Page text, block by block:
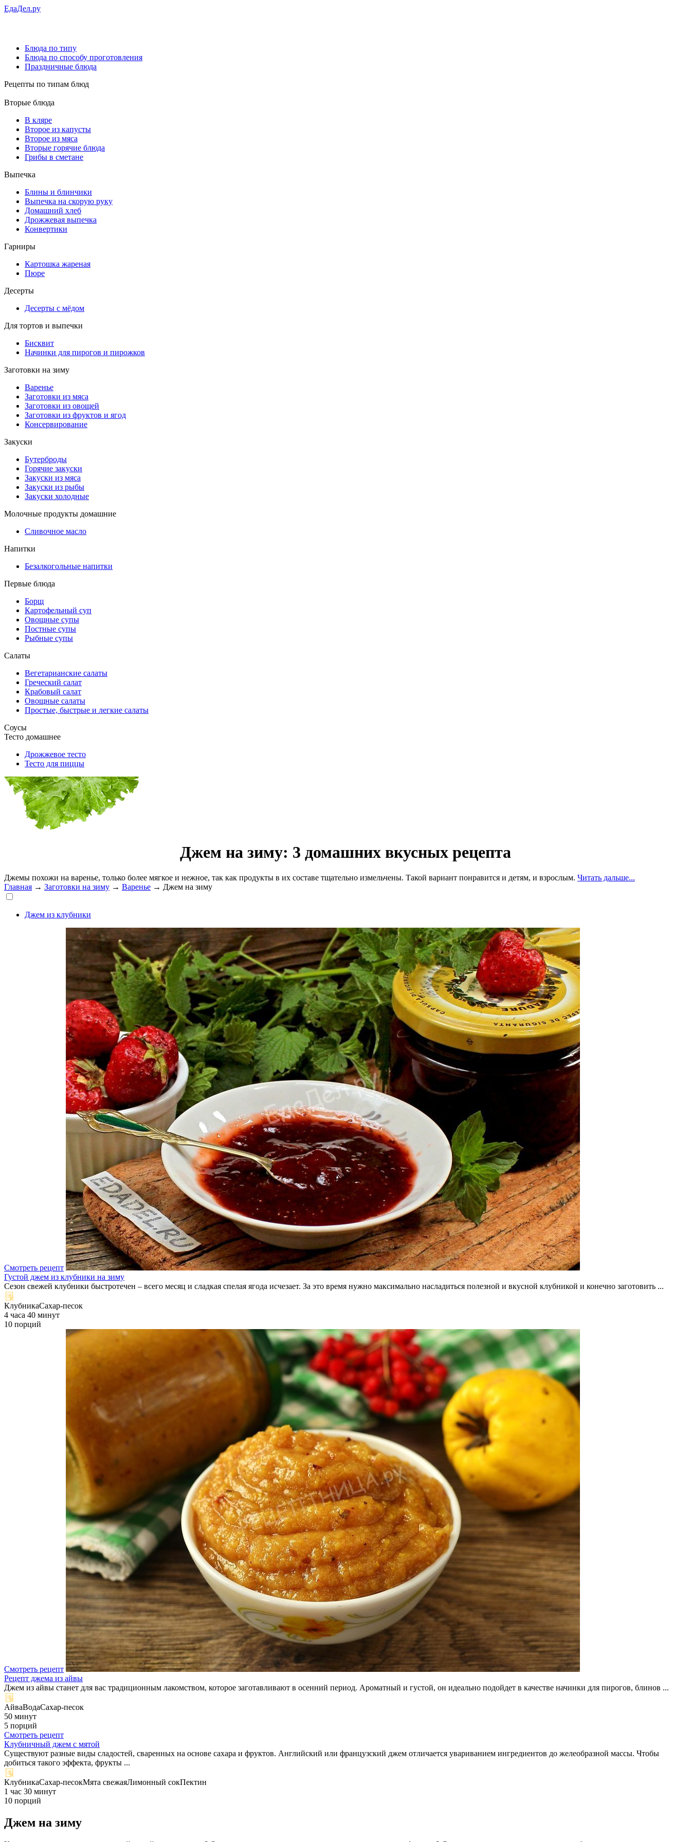
ЕдаДел.ру
Блюда по типу
Блюда по способу проготовления
Праздничные блюда
Рецепты по типам блюд
Вторые блюда
В кляре
Второе из капусты
Второе из мяса
Вторые горячие блюда
Грибы в сметане
Выпечка
Блины и блинчики
Выпечка на скорую руку
Домашний хлеб
Дрожжевая выпечка
Конвертики
Гарниры
Картошка жареная
Пюре
Десерты
Десерты с мёдом
Для тортов и выпечки
Бисквит
Начинки для пирогов и пирожков
Заготовки на зиму
Варенье
Заготовки из мяса
Заготовки из овощей
Заготовки из фруктов и ягод
Консервирование
Закуски
Бутерброды
Горячие закуски
Закуски из мяса
Закуски из рыбы
Закуски холодные
Молочные продукты домашние
Сливочное масло
Напитки
Безалкогольные напитки
Первые блюда
Борщ
Картофельный суп
Овощные супы
Постные супы
Рыбные супы
Салаты
Вегетарианские салаты
Греческий салат
Крабовый салат
Овощные салаты
Простые, быстрые и легкие салаты
Соусы
Тесто домашнее
Дрожжевое тесто
Тесто для пиццы
Джем на зиму: 3 домашних вкусных рецепта
Джемы похожи на варенье, только более мягкое и нежное, так как продукты в их составе тщательно измельчены. Такой вариант понравится и детям, и взрослым. Читать дальше...
Главная → Заготовки на зиму → Варенье → Джем на зиму
Джем из клубники
Смотреть рецепт
Густой джем из клубники на зиму
Сезон свежей клубники быстротечен – всего месяц и сладкая спелая ягода исчезает. За это время нужно максимально насладиться полезной и вкусной клубникой и конечно заготовить ...
КлубникаСахар-песок
4 часа 40 минут
10 порций
Смотреть рецепт
Рецепт джема из айвы
Джем из айвы станет для вас традиционным лакомством, которое заготавливают в осенний период. Ароматный и густой, он идеально подойдет в качестве начинки для пирогов, блинов ...
АйваВодаСахар-песок
50 минут
5 порций
Смотреть рецепт
Клубничный джем с мятой
Существуют разные виды сладостей, сваренных на основе сахара и фруктов. Английский или французский джем отличается увариванием ингредиентов до желеобразной массы. Чтобы
добиться такого эффекта, фрукты ...
КлубникаСахар-песокМята свежаяЛимонный сокПектин
1 час 30 минут
10 порций
Джем на зиму